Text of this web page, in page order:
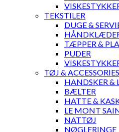
TEKSTILER
DUGE &
TÆPPER &
PUDER
TØJ & ACCESSORIES
HANDSKER &
BÆLTER
HATTE &
LE MONT
NATTØJ
NØGLERINGE